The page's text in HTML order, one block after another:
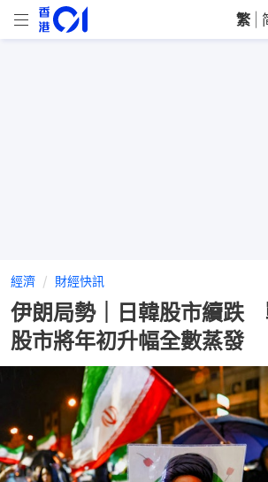
繁
經濟 財經快訊
伊朗局勢｜日韓股市續跌
股市將年初升幅全數蒸發